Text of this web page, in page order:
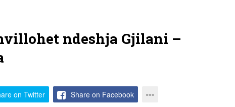
ndeshja Gjilani –
on Twitter Share on Facebook